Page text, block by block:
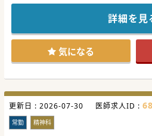
ドクターが働きやすい環境づくり
休日の対応がありません。
患者様の来院が多い日中に、医師
体制が整えられています。
JR中央線の快特のご利用で、都
都内から通勤されている先生もい
原則週4.5日勤務となりますが、
です。また、子育て中の先生には
医師体制は、常勤医師6名、非常
詳細を見
気になる
更新日 : 2026-07-30 医師求人ID :
常勤 精神科